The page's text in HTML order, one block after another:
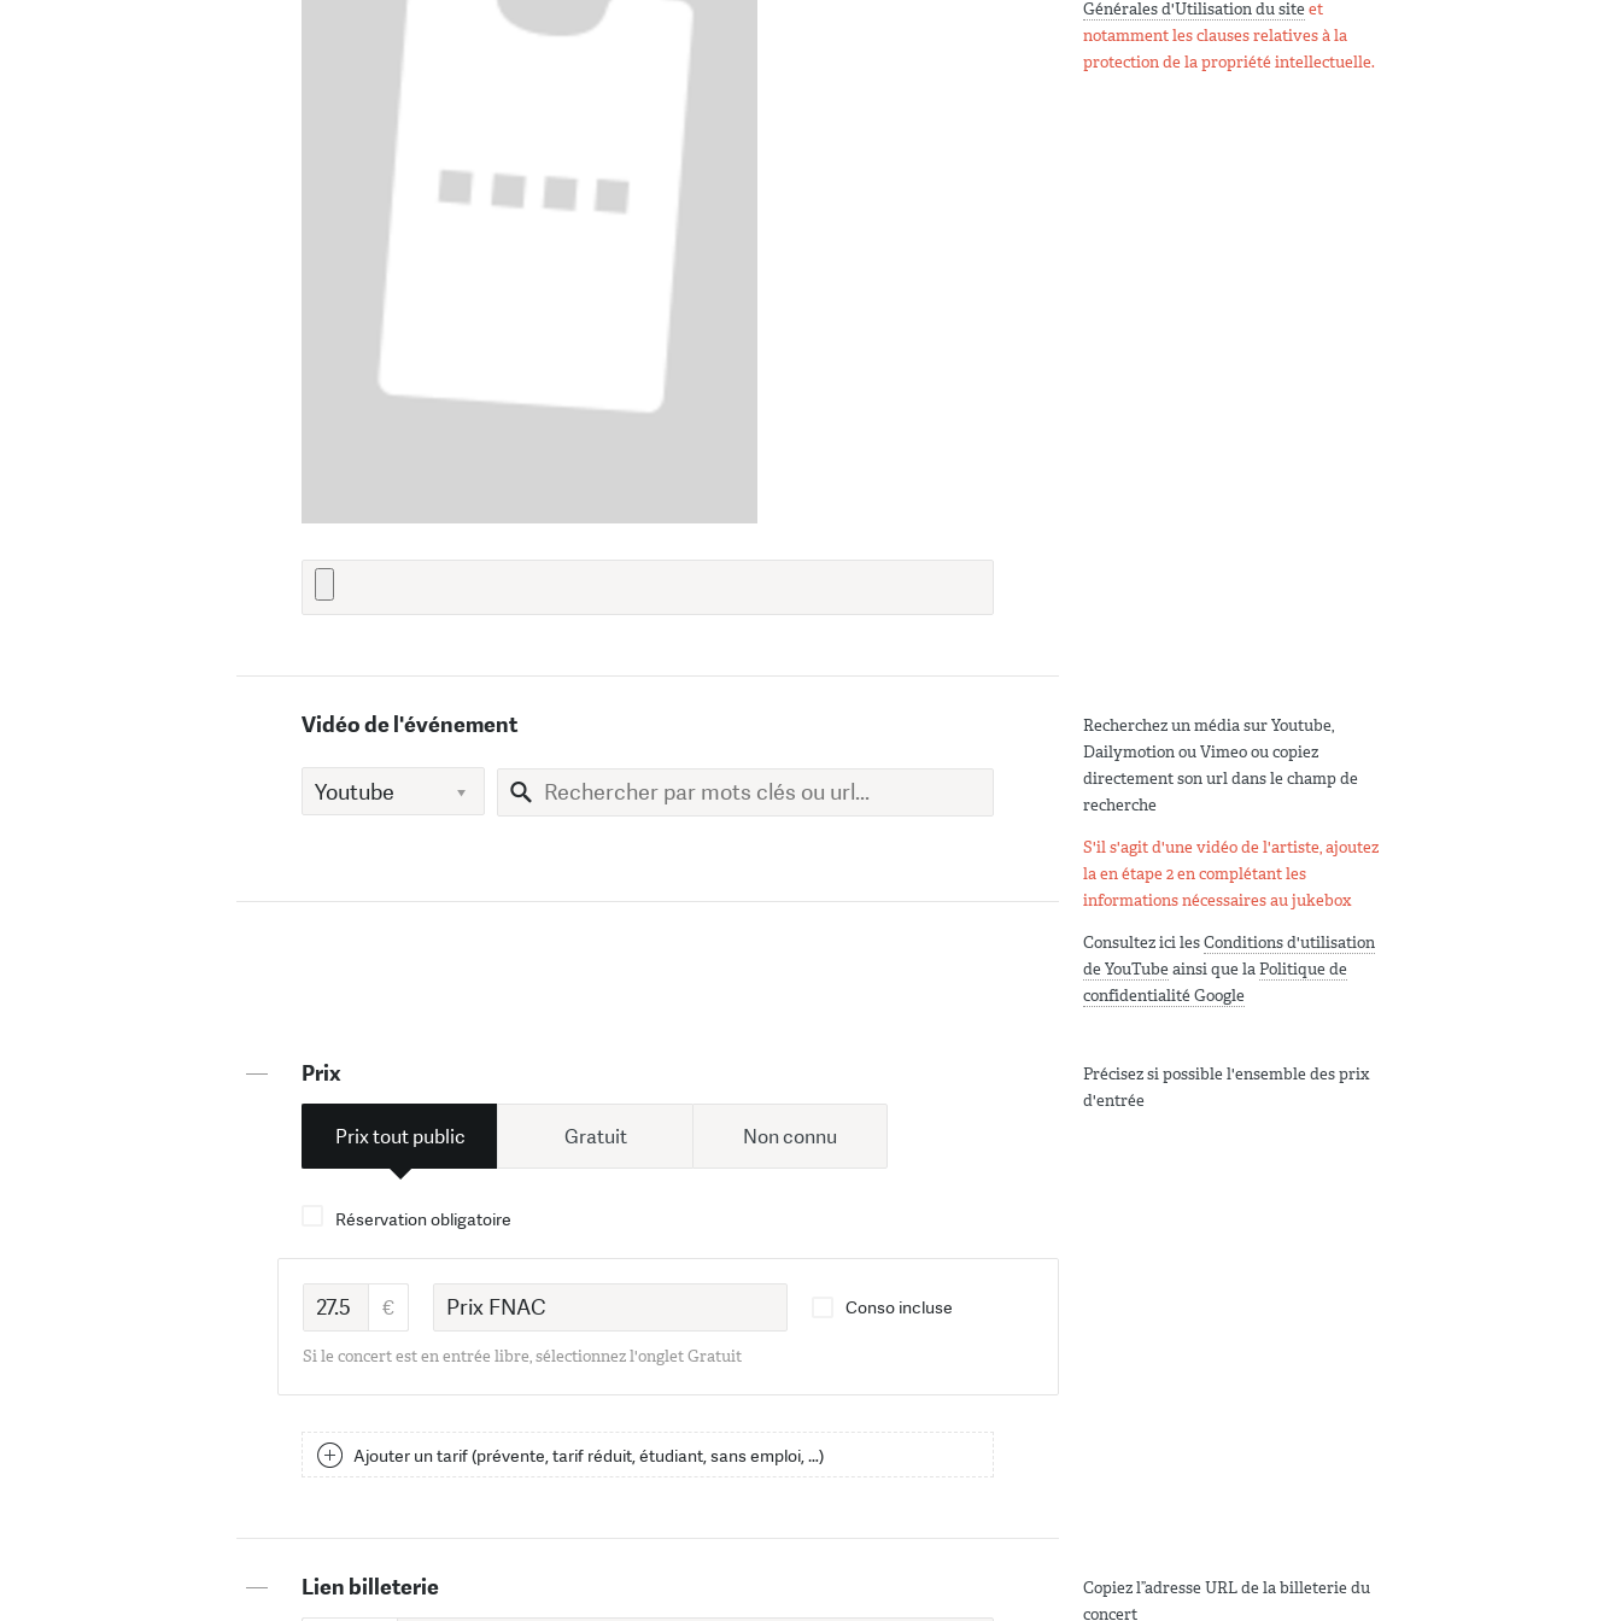
Générales d'Utilisation du siteet
notamment les clauses relatives à la
protection de la propriété intellectuelle.
Vidéo de l'événement
Recherchez un média sur Youtube,
Dailymotion ou Vimeo ou copiez
directement son url dans le champ de
recherche
S'il s'agit d'une vidéo de l'artiste, ajoutez
la en étape 2 en complétant les
informations nécessaires au jukebox
Consultez ici lesConditions d'utilisation
de YouTubeainsi que laPolitique de
confidentialité Google
— Prix
Prix tout public Gratuit Non connu
Réservation obligatoire
Conso incluse
Si le concert est en entrée libre, sélectionnez l'onglet Gratuit
Ajouter un tarif (prévente, tarif réduit, étudiant, sans emploi, …)
Précisez si possible l'ensemble des prix
d'entrée
— Lien billeterie
Copiez l”adresse URL de la billeterie du
concert